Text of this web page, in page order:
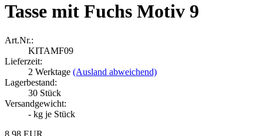
Tasse mit Fuchs Motiv 9
Art.Nr.:
KITAMF09
Lieferzeit:
2 Werktage (Ausland abweichend)
Lagerbestand:
30 Stück
Versandgewicht:
- kg je Stück
8,98 EUR